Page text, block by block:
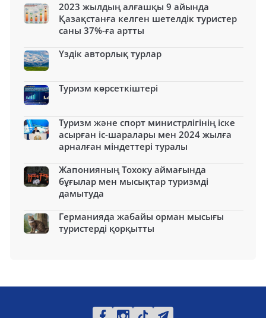
2023 жылдың алғашқы 9 айында
Қазақстанға келген шетелдік туристер
саны 37%-ға артты
Үздік авторлық турлар
Туризм көрсеткіштері
Туризм және спорт министрлігінің іске
асырған іс-шаралары мен 2024 жылға
арналған міндеттері туралы
Жапонияның Тохоку аймағында
бұғылар мен мысықтар туризмді
дамытуда
Германияда жабайы орман мысығы
туристерді қорқытты